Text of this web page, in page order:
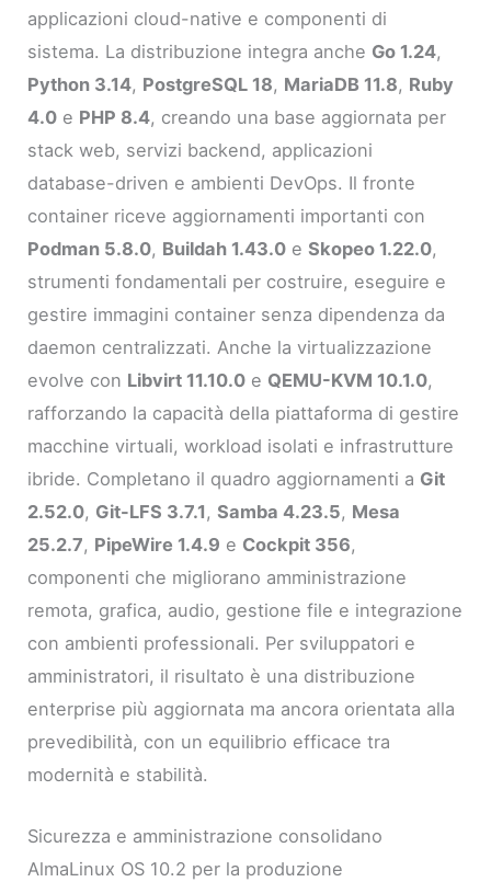
applicazioni cloud-native e componenti di
sistema. La distribuzione integra anche Go 1.24,
Python 3.14, PostgreSQL 18, MariaDB 11.8, Ruby
4.0 e PHP 8.4, creando una base aggiornata per
stack web, servizi backend, applicazioni
database-driven e ambienti DevOps. Il fronte
container riceve aggiornamenti importanti con
Podman 5.8.0, Buildah 1.43.0 eSkopeo 1.22.0,
strumenti fondamentali per costruire, eseguire e
gestire immagini container senza dipendenza da
daemon centralizzati. Anche la virtualizzazione
evolve con Libvirt 11.10.0 e QEMU-KVM 10.1.0,
rafforzando la capacità della piattaforma di gestire
macchine virtuali, workload isolati e infrastrutture
ibride. Completano il quadro aggiornamenti a Git
2.52.0, Git-LFS 3.7.1 ,Samba 4.23.5, Mesa
25.2.7, PipeWire 1.4.9 e Cockpit 356,
componenti che migliorano amministrazione
remota, grafica, audio, gestione file e integrazione
con ambienti professionali. Per sviluppatori e
amministratori, il risultato è una distribuzione
enterprise più aggiornata ma ancora orientata alla
prevedibilità, con un equilibrio efficace tra
modernità e stabilità.
Sicurezza e amministrazione consolidano
AlmaLinux OS 10.2 per la produzione